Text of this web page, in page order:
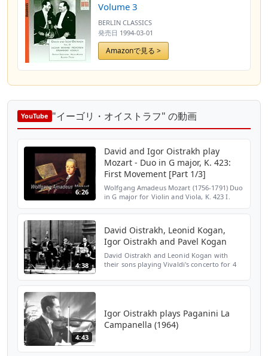
Volume 3
BERLIN CLASSICS
発売日 1994-03-01
Amazonで見る >
YouTube "イーゴリ・オイストラフ" の動画
6:26
David and Igor Oistrakh play
Mozart - Duo in G major, K. 423:
First Movement [Part 1/3]
Wolfgang Amadeus Mozart (1756-1791) Duo
in G major for Violin and Viola, K. 423 I.
4:38
David Oistrakh, Leonid Kogan,
Igor Oistrakh and Pavel Kogan
David Oistrakh and Leonid Kogan with
their sons playing Vivaldi's concerto for 4
4:43
Igor Oistrakh plays Paganini La
Campanella (1964)